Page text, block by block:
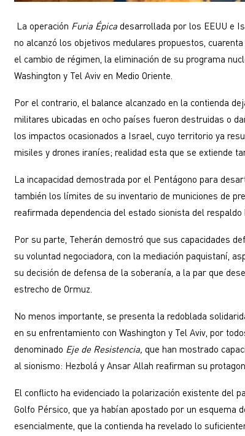
La operación Furia Épica desarrollada por los EEUU e
no alcanzó los objetivos medulares propuestos,
el cambio de régimen, la eliminación de su programa
Washington y Tel Aviv en Medio Oriente.
Por el contrario, el balance alcanzado en la contienda
militares ubicadas en ocho países fueron destruidas o
los impactos ocasionados a Israel, cuyo territorio ya
misiles y drones iraníes; realidad esta que se extiende
La incapacidad demostrada por el Pentágono para
también los límites de su inventario de municiones de
reafirmada dependencia del estado sionista del respaldo
Por su parte, Teherán demostró que sus capacidades
su voluntad negociadora, con la mediación paquistaní,
su decisión de defensa de la soberanía, a la par que
estrecho de Ormuz.
No menos importante, se presenta la redoblada
en su enfrentamiento con Washington y Tel Aviv, por
denominado Eje de Resistencia, que han mostrado
al sionismo: Hezbolá y Ansar Allah reafirman su
El conflicto ha evidenciado la polarización existente del
Golfo Pérsico, que ya habían apostado por un esquema
esencialmente, que la contienda ha revelado lo